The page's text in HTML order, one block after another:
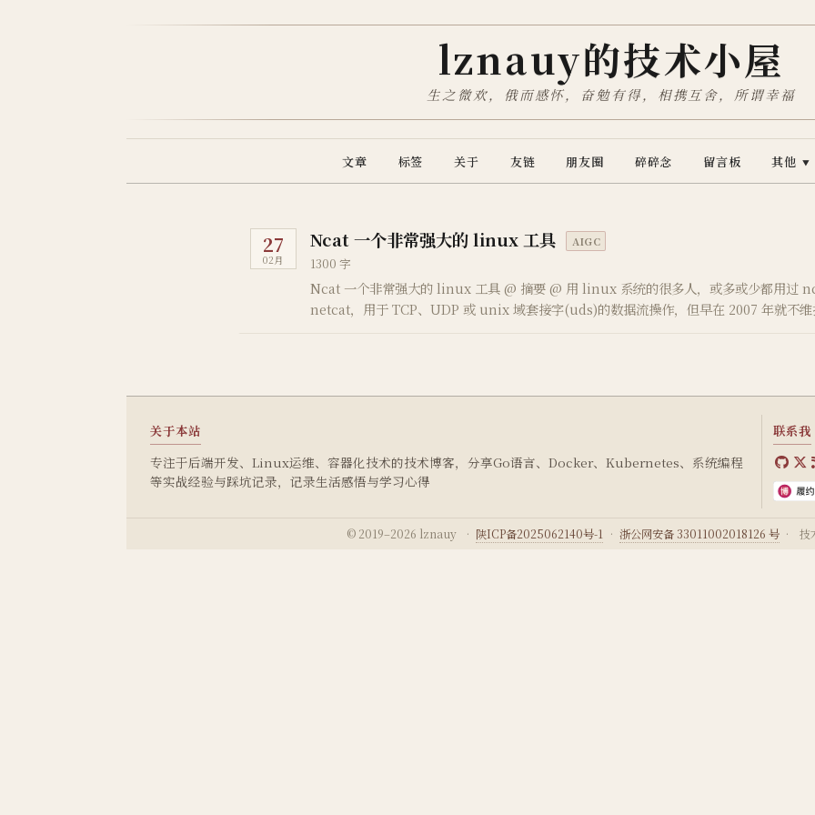
lznauy的技术小屋
生之微欢，俄而感怀，奋勉有得，相携互舍，所谓幸福
文章 标签 关于 友链 朋友圈 碎碎念 留言板 其他 ▼
27
02月
Ncat 一个非常强大的 linux 工具 AIGC
1300 字
Ncat 一个非常强大的 linux 工具 @ 摘要 @ 用 linux 系统的很多人，或多或少都用过
netcat，用于 TCP、UDP 或 unix 域套接字(uds)的数据流操作，但早在 2007 年就不
关于本站
专注于后端开发、Linux运维、容器化技术的技术博客，分享Go语言、Docker、Kubernetes、系统编程
等实战经验与踩坑记录，记录生活感悟与学习心得
联系我
© 2019–2026 lznauy · 陕ICP备2025062140号-1 · 浙公网安备 33011002018126 号 · 技